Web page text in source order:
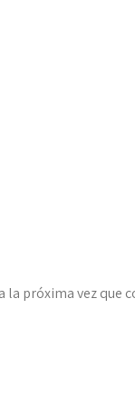
próxima vez que